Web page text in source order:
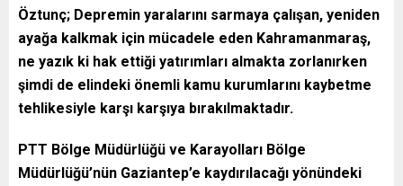
Öztunç; Depremin yaralarını sarmaya çalışan, yeniden
ayağa kalkmak için mücadele eden Kahramanmaraş,
ne yazık ki hak ettiği yatırımları almakta zorlanırken
şimdi de elindeki önemli kamu kurumlarını kaybetme
tehlikesiyle karşı karşıya bırakılmaktadır.
PTT Bölge Müdürlüğü ve Karayolları Bölge
Müdürlüğü’nün Gaziantep’e kaydırılacağı yönündeki